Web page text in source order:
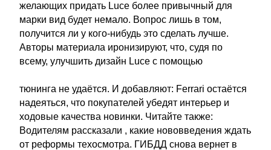
желающих придать Luce более привычный для
марки вид будет немало. Вопрос лишь в том,
получится ли у кого-нибудь это сделать лучше.
Авторы материала иронизируют, что, судя по
всему, улучшить дизайн Luce с помощью
тюнинга не удаётся. И добавляют: Ferrari остаётся
надеяться, что покупателей убедят интерьер и
ходовые качества новинки. Читайте также:
Водителям рассказали , какие нововведения ждать
от реформы техосмотра. ГИБДД снова вернет в